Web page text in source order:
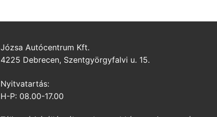
Józsa Autócentrum Kft.
4225 Debrecen, Szentgyörgyfalvi u. 15.
Nyitvatartás:
H-P: 08.00-17.00